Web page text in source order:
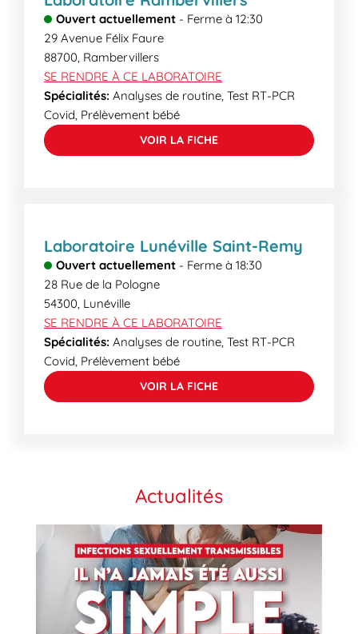
Ouvert actuellement - Ferme à 12:30
29 Avenue Félix Faure
88700, Rambervillers
SE RENDRE À CE LABORATOIRE
Spécialités: Analyses de routine, Test RT-PCR
Covid, Prélèvement bébé
VOIR LA FICHE
Laboratoire Lunéville Saint-Remy
Ouvert actuellement - Ferme à 18:30
28 Rue de la Pologne
54300, Lunéville
SE RENDRE À CE LABORATOIRE
Spécialités: Analyses de routine, Test RT-PCR
Covid, Prélèvement bébé
VOIR LA FICHE
Actualités